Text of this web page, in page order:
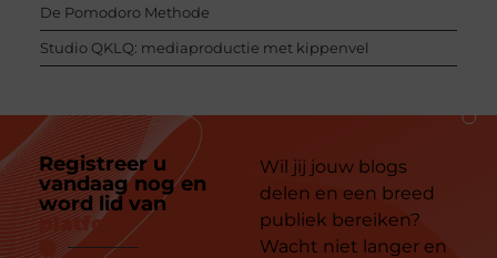
De Pomodoro Methode
Studio QKLQ: mediaproductie met kippenvel
Registreer u
vandaag nog en
word lid van
platform
Wil jij jouw blogs
delen en een breed
publiek bereiken?
Wacht niet langer en